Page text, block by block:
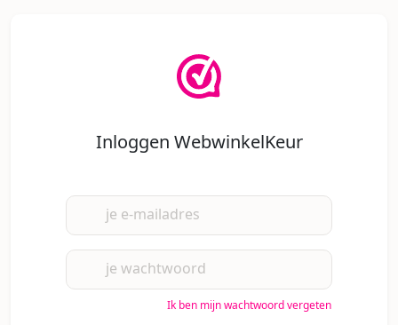
Inloggen WebwinkelKeur
je e-mailadres
je wachtwoord
Ik ben mijn wachtwoord vergeten